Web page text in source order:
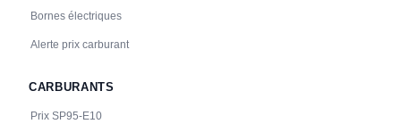
Bornes électriques
Alerte prix carburant
CARBURANTS
Prix SP95-E10